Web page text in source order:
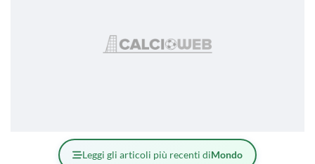
Leggi gli articoli più recenti diMondo